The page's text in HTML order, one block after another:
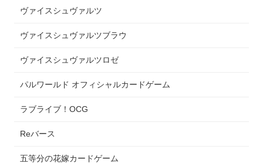
ヴァイスシュヴァルツ
ヴァイスシュヴァルツブラウ
ヴァイスシュヴァルツロゼ
パルワールド オフィシャルカードゲーム
ラブライブ！OCG
Reバース
五等分の花嫁カードゲーム